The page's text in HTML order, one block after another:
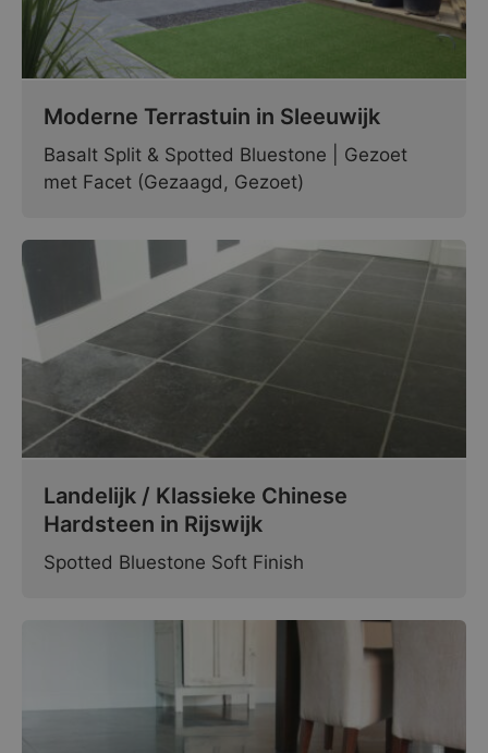
Moderne Terrastuin in Sleeuwijk
Basalt Split & Spotted Bluestone | Gezoet
met Facet (Gezaagd, Gezoet)
Landelijk / Klassieke Chinese
Hardsteen in Rijswijk
Spotted Bluestone Soft Finish